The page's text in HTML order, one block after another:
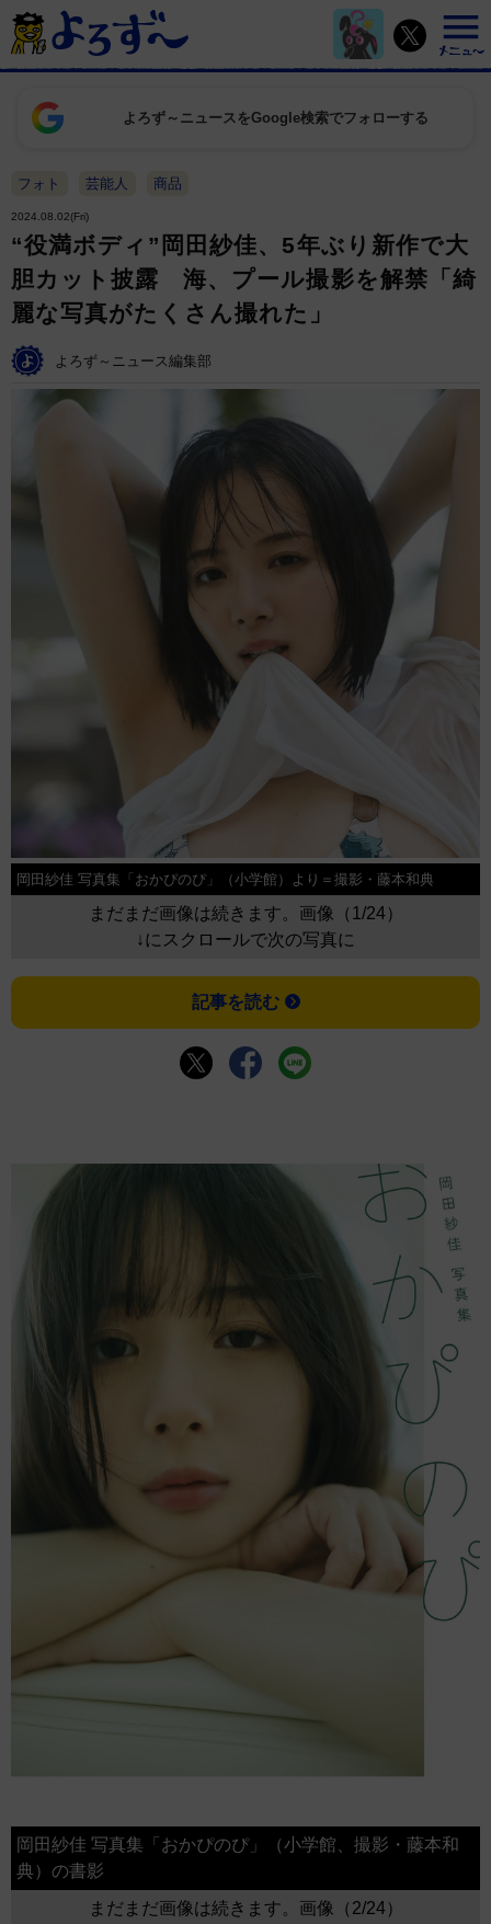
よろず～ニュースをGoogle検索でフォローする
フォト 芸能人 商品
2024.08.02(Fri)
“役満ボディ”岡田紗佳、5年ぶり新作で大
胆カット披露 海、プール撮影を解禁「綺
麗な写真がたくさん撮れた」
よろず～ニュース編集部
岡田紗佳 写真集「おかぴのぴ」（小学館）より＝撮影・藤本和典
まだまだ画像は続きます。画像（1/24）
↓にスクロールで次の写真に
記事を読む
岡田紗佳 写真集「おかぴのぴ」（小学館、撮影・藤本和
典）の書影
まだまだ画像は続きます。画像（2/24）